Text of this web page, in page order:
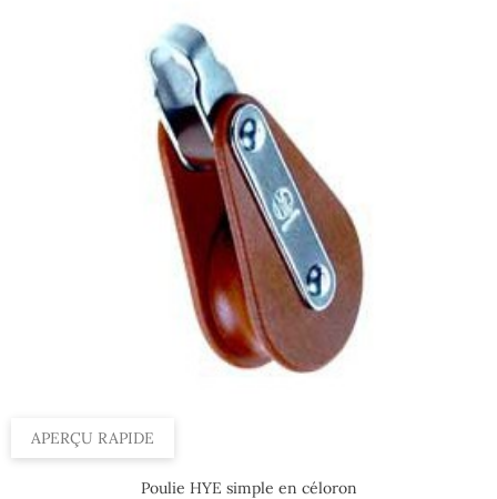
APERÇU RAPIDE
Poulie HYE simple en céloron